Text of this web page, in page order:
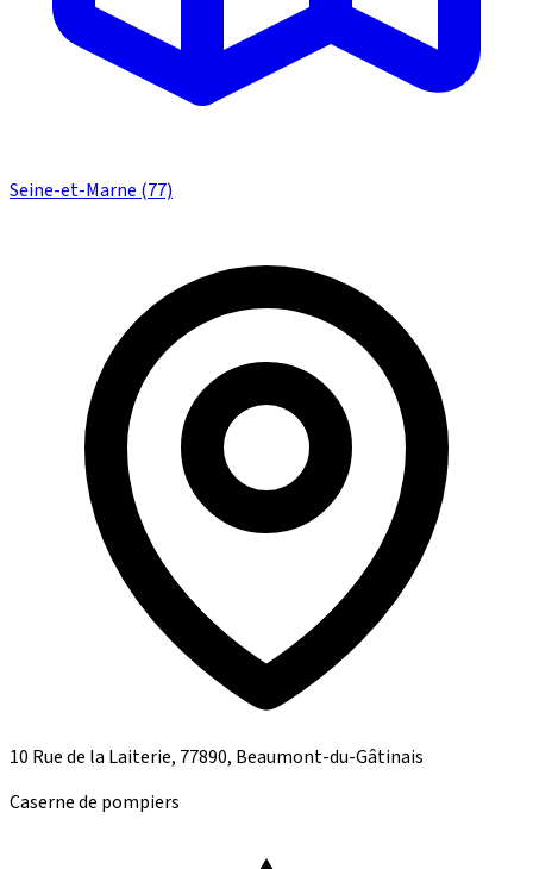
Seine-et-Marne (77)
10 Rue de la Laiterie, 77890, Beaumont-du-Gâtinais
Caserne de pompiers